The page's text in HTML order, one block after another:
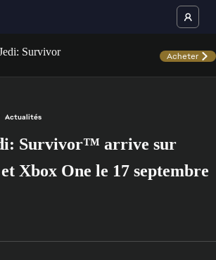
Acheter
Actualités
Survivor™ arrive sur
Xbox One le 17 septembre